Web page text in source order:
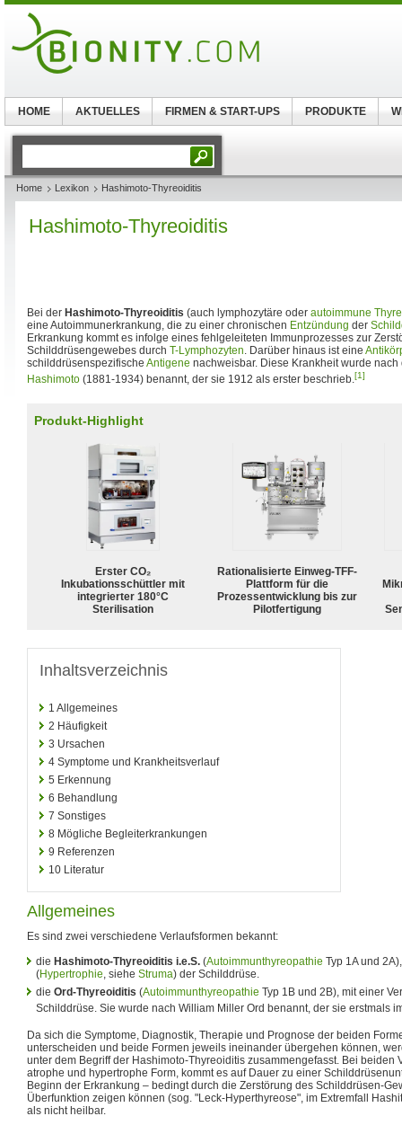
Home Lexikon Hashimoto-Thyreoiditis
Hashimoto-Thyreoiditis
Bei der Hashimoto-Thyreoiditis (auch lymphozytäre oder autoimmune
eine Autoimmunerkrankung, die zu einer chronischen Entzündung der
Erkrankung kommt es infolge eines fehlgeleiteten Immunprozesses zur
Schilddrüsengewebes durch T-Lymphozyten. Darüber hinaus ist eine
schilddrüsenspezifische Antigene nachweisbar. Diese Krankheit wurde
Hashimoto (1881-1934) benannt, der sie 1912 als erster beschrieb.[1]
Produkt-Highlight
Erster CO₂
Inkubationsschüttler mit
integrierter 180°C
Sterilisation
Rationalisierte Einweg-TFF-
Plattform für die
Prozessentwicklung bis zur
Pilotfertigung
Inhaltsverzeichnis
1 Allgemeines
2 Häufigkeit
3 Ursachen
4 Symptome und Krankheitsverlauf
5 Erkennung
6 Behandlung
7 Sonstiges
8 Mögliche Begleiterkrankungen
9 Referenzen
10 Literatur
Allgemeines
Es sind zwei verschiedene Verlaufsformen bekannt:
die Hashimoto-Thyreoiditis i.e.S. (Autoimmunthyreopathie Typ 1A und
(Hypertrophie, siehe Struma) der Schilddrüse.
die Ord-Thyreoiditis (Autoimmunthyreopathie Typ 1B und 2B), mit einer
Schilddrüse. Sie wurde nach William Miller Ord benannt, der sie erstmals
Da sich die Symptome, Diagnostik, Therapie und Prognose der beiden
unterscheiden und beide Formen jeweils ineinander übergehen können,
unter dem Begriff der Hashimoto-Thyreoiditis zusammengefasst. Bei beiden
atrophe und hypertrophe Form, kommt es auf Dauer zu einer
Beginn der Erkrankung – bedingt durch die Zerstörung des Schilddrüsen-
Überfunktion zeigen können (sog. "Leck-Hyperthyreose", im Extremfall
als nicht heilbar.
HOME AKTUELLES FIRMEN & START-UPS PRODUKTE